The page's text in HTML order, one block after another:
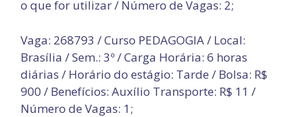
o que for utilizar / Número de Vagas: 2;
Vaga: 268793 / Curso PEDAGOGIA / Local:
Brasília / Sem.: 3º / Carga Horária: 6 horas
diárias / Horário do estágio: Tarde / Bolsa: R$
900 / Benefícios: Auxílio Transporte: R$ 11 /
Número de Vagas: 1;